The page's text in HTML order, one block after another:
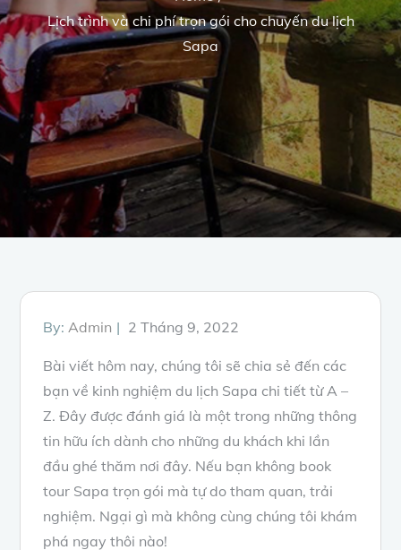
Lịch trình và chi phí trọn gói cho chuyến du lịch
Sapa
By: Admin
Posted
2 Tháng 9, 2022
Bài viết hôm nay, chúng tôi sẽ chia sẻ đến các
bạn về kinh nghiệm du lịch Sapa chi tiết từ A –
Z. Đây được đánh giá là một trong những thông
tin hữu ích dành cho những du khách khi lần
đầu ghé thăm nơi đây. Nếu bạn không book
tour Sapa trọn gói mà tự do tham quan, trải
nghiệm. Ngại gì mà không cùng chúng tôi khám
phá ngay thôi nào!